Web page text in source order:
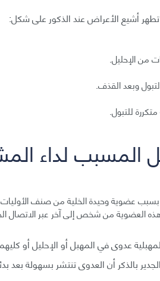
تطهر أشيع الأعراض عند الذكور على شكل:
من الإحليل.
وبعد القذف.
للتبول.
المسبب لداء
عدوى في المهبل أو الإحليل أو
بالذكر أن العدوى تنتشر بسهولة بعد